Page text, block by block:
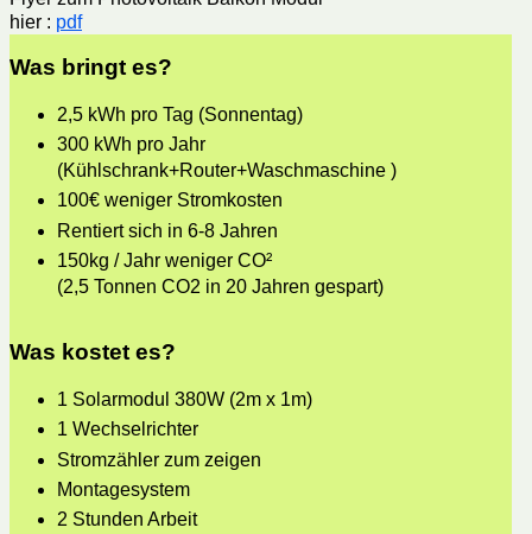
hier : pdf
Was bringt es?
2,5 kWh pro Tag (Sonnentag)
300 kWh pro Jahr
(Kühlschrank+Router+Waschmaschine )
100€ weniger Stromkosten
Rentiert sich in 6-8 Jahren
150kg / Jahr weniger CO²
(2,5 Tonnen CO2 in 20 Jahren gespart)
Was kostet es?
1 Solarmodul 380W (2m x 1m)
1 Wechselrichter
Stromzähler zum zeigen
Montagesystem
2 Stunden Arbeit